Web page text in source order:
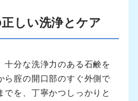
しい洗浄とケア
十分な洗浄力のある石鹸を
ら腟の開口部のすぐ外側で
でを、丁寧かつしっかりと